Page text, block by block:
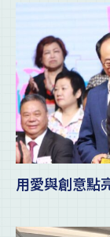
用愛與創意點